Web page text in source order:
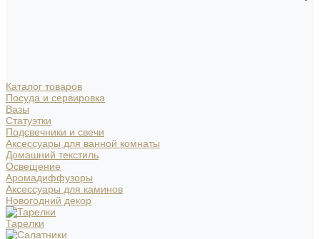
Каталог товаров
Посуда и сервировка
Вазы
Статуэтки
Подсвечники и свечи
Аксессуары для ванной комнаты
Домашний текстиль
Освещение
Аромадиффузоры
Аксессуары для каминов
Новогодний декор
Тарелки